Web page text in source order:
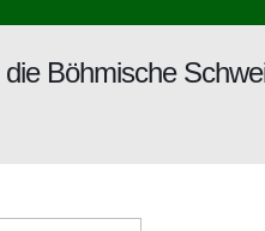
Böhmische